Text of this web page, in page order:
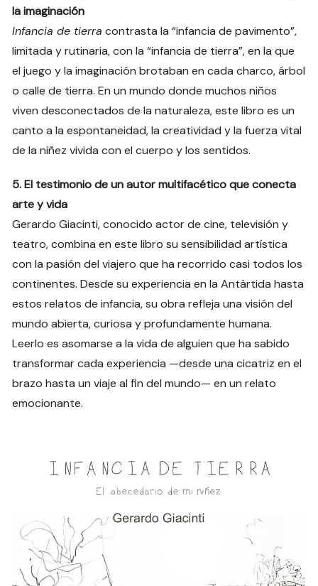
la imaginación
Infancia de tierra contrasta la “infancia de pavimento”,
limitada y rutinaria, con la “infancia de tierra”, en la que
el juego y la imaginación brotaban en cada charco, árbol
o calle de tierra. En un mundo donde muchos niños
viven desconectados de la naturaleza, este libro es un
canto a la espontaneidad, la creatividad y la fuerza vital
de la niñez vivida con el cuerpo y los sentidos.
5. El testimonio de un autor multifacético que conecta
arte y vida
Gerardo Giacinti, conocido actor de cine, televisión y
teatro, combina en este libro su sensibilidad artística
con la pasión del viajero que ha recorrido casi todos los
continentes. Desde su experiencia en la Antártida hasta
estos relatos de infancia, su obra refleja una visión del
mundo abierta, curiosa y profundamente humana.
Leerlo es asomarse a la vida de alguien que ha sabido
transformar cada experiencia —desde una cicatriz en el
brazo hasta un viaje al fin del mundo— en un relato
emocionante.